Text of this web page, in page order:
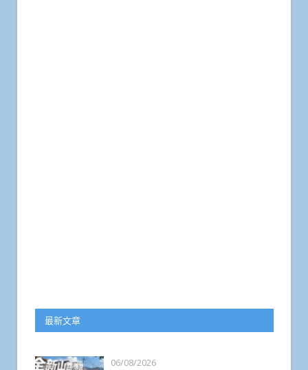
最新文章
06/08/2026